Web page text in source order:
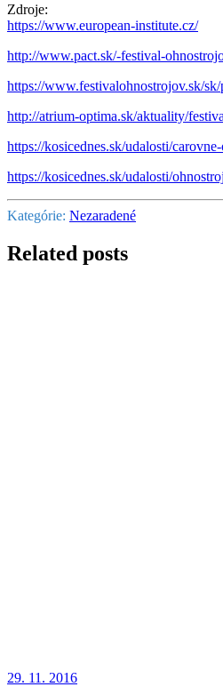
Zdroje:
https://www.european-institute.cz/
http://www.pact.sk/-festival-
https://www.festivalohnostrojov.sk/sk/
http://atrium-optima.sk/aktuality/
https://kosicednes.sk/udalosti/
https://kosicednes.sk/udalosti/
Kategórie: Nezaradené
Related posts
29. 11. 2016